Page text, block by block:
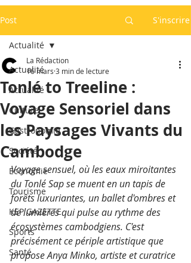
Post S'inscrire
Actualité
Actualité
Culture
Gastronomie
Société
Economie
Tourisme
KEP GAZETTE
Sports
Santé
Actualité
Tonlé to Treeline :
Voyage Sensoriel dans
les Paysages Vivants du
Cambodge
La Rédaction
16 mars 3 min de lecture
Voyage sensuel, où les eaux miroitantes
du Tonlé Sap se muent en un tapis de
forêts luxuriantes, un ballet d'ombres et
de lumières qui pulse au rythme des
écosystèmes cambodgiens. C'est
précisément ce périple artistique que
propose Anya Minko, artiste et curatrice